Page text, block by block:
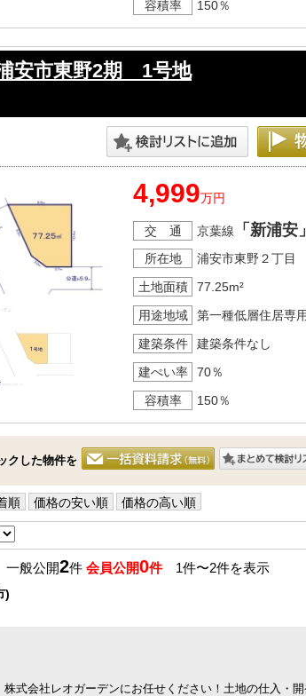
容積率
150％
安市東野2期 1号地
4,999万円
交 通 京葉線 「新浦安
所在地
浦安市東野２丁目
土地面積
77.25m²
用途地域
第一種低層住居専
建築条件
建築条件なし
建ぺい率
70％
容積率
150％
クした物件を
順 価格の安い順 価格の高い順
一般公開2件 会員公開0件1件〜2件を表示
)
式会社レオガーデンにお任せください！土地の仕入・